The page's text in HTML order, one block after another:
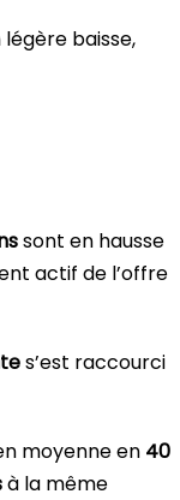
baisse,
sont en hausse
actif de l’offre
s’est raccourci
moyenne en 40
à la même